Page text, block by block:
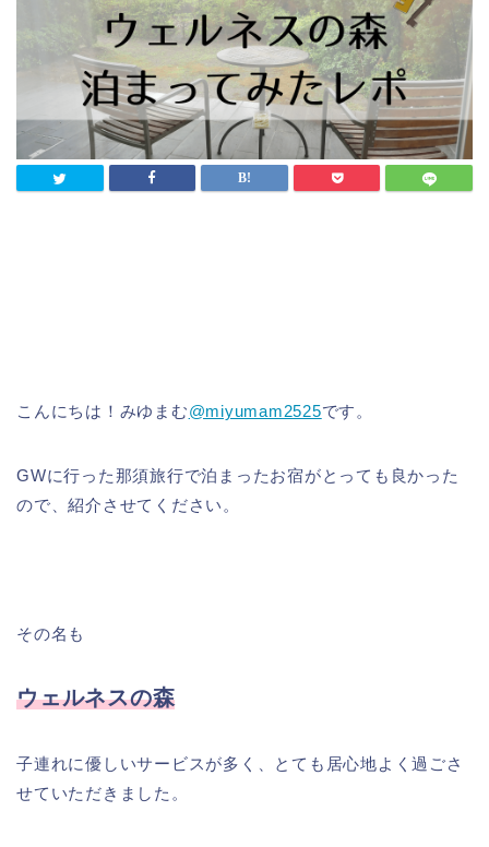
こんにちは！みゆまむ@miyumam2525です。
GWに行った那須旅行で泊まったお宿がとっても良かった
ので、紹介させてください。
その名も
ウェルネスの森
子連れに優しいサービスが多く、とても居心地よく過ごさ
せていただきました。